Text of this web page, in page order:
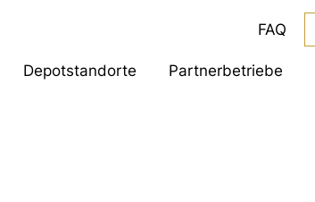
FAQ
Depotstandorte Partnerbetriebe